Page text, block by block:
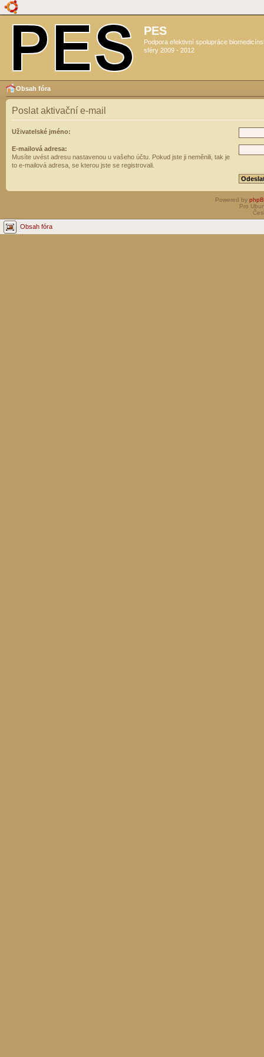
PES
Podpora efektivní spolupráce
sféry 2009 - 2012
Obsah fóra
Poslat aktivační e-mail
Uživatelské jméno:
E-mailová adresa:
Musíte uvést adresu nastavenou u vašeho účtu. Pokud jste ji neměnili, tak je
to e-mailová adresa, se kterou jste se registrovali.
Powered by
Pro
Obsah fóra